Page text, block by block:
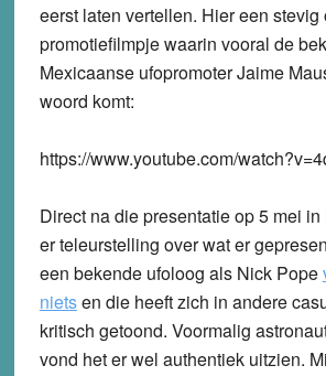
eerst laten vertellen. Hier een stevig
promotiefilmpje waarin vooral de
Mexicaanse ufopromoter Jaime
woord komt:
https://www.youtube.com/
Direct na die presentatie op 5 mei
er teleurstelling over wat er
een bekende ufoloog als Nick Pope
nietsen die heeft zich in andere
kritisch getoond. Voormalig
vond het er wel authentiek uitzien.